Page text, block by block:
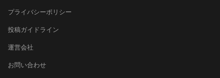
プライバシーポリシー
投稿ガイドライン
運営会社
お問い合わせ